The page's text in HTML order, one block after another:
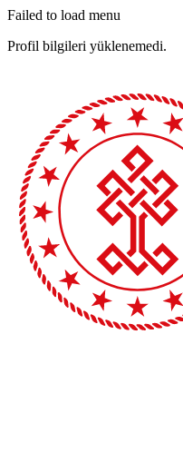
Failed to load menu
Profil bilgileri yüklenemedi.